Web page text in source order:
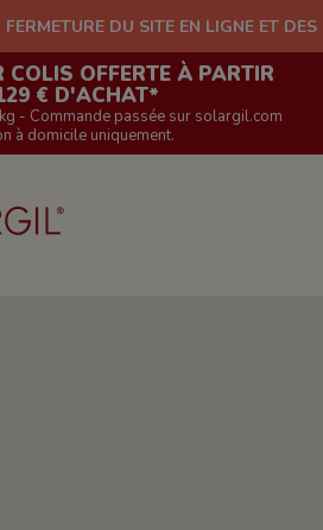
DU SITE EN LIGNE ET DES
OFFERTE À PARTIR
€ D'ACHAT*
- Commande passée sur solargil.com
à domicile uniquement.